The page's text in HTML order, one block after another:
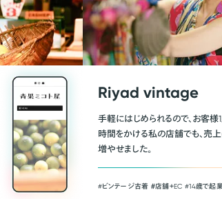
Riyad vintage
手軽にはじめられるので、お客様
時間をかける私の店舗でも、売
増やせました。
#ビンテージ古着 ＃店舗＋EC #14歳で起